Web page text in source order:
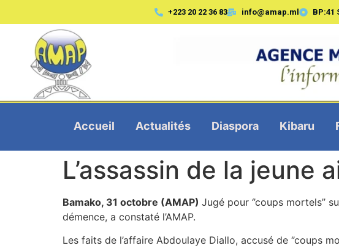
+223 20 22 36 83 info@amap.ml BP:41
Accueil Actualités Diaspora Kibaru
L’assassin de la jeune
Bamako, 31 octobre (AMAP) Jugé pour ‘’coups
démence, a constaté l’AMAP.
Les faits de l’affaire Abdoulaye Diallo, accusé de ‘’coups